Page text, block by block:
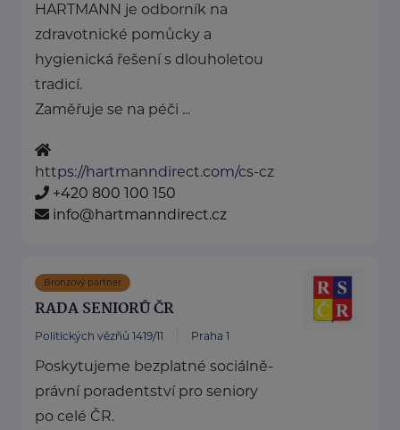
HARTMANN je odborník na
zdravotnické pomůcky a
hygienická řešení s dlouholetou
tradicí.
Zaměřuje se na péči ...
https://hartmanndirect.com/cs-cz
+420 800 100 150
info@hartmanndirect.cz
Bronzový partner
RADA SENIORŮ ČR
Politických vězňů 1419/11 Praha 1
Poskytujeme bezplatné sociálně-
právní poradentství pro seniory
po celé ČR.